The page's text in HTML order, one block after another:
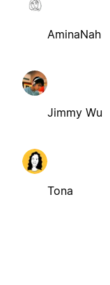
AminaNah
Jimmy Wu
Tona